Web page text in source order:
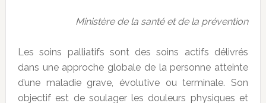
Ministère de la santé et de la prévention
Les soins palliatifs sont des soins actifs délivrés
dans une approche globale de la personne atteinte
d’une maladie grave, évolutive ou terminale. Son
objectif est de soulager les douleurs physiques et